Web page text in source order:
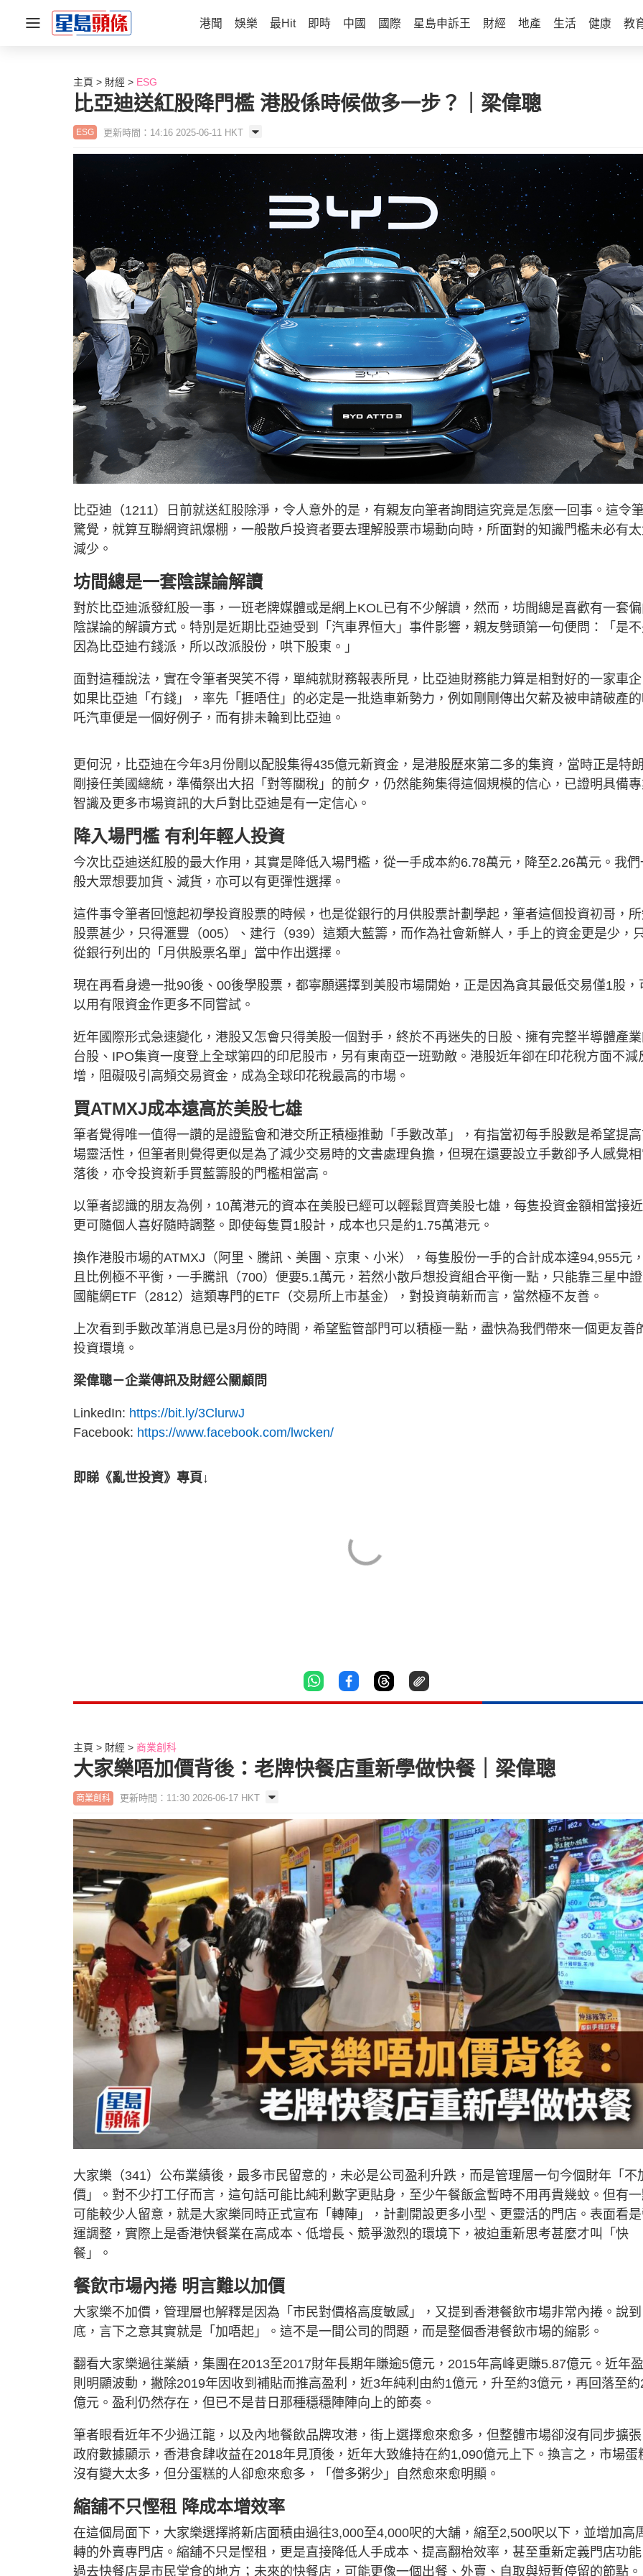
港聞 娛樂 最Hit 即時 中國 國際 星島申訴王 財經 地產 生活 健康 教
主頁 財經 ESG
比亞迪送紅股降門檻 港股係時候做多一步？｜梁偉聰
ESG 更新時間：14:16 2025-06-11 HKT
比亞迪（1211）日前就送紅股除淨，令人意外的是，有親友向筆者詢問這究竟是怎麼一回事。這令
驚覺，就算互聯網資訊爆棚，一般散戶投資者要去理解股票市場動向時，所面對的知識門檻未必有
減少。
坊間總是一套陰謀論解讀
對於比亞迪派發紅股一事，一班老牌媒體或是網上KOL已有不少解讀，然而，坊間總是喜歡有一套
陰謀論的解讀方式。特別是近期比亞迪受到「汽車界恒大」事件影響，親友劈頭第一句便問：「是
因為比亞迪冇錢派，所以改派股份，哄下股東。」
面對這種說法，實在令筆者哭笑不得，單純就財務報表所見，比亞迪財務能力算是相對好的一家車
如果比亞迪「冇錢」，率先「捱唔住」的必定是一批造車新勢力，例如剛剛傳出欠薪及被申請破產
吒汽車便是一個好例子，而有排未輪到比亞迪。
更何況，比亞迪在今年3月份剛以配股集得435億元新資金，是港股歷來第二多的集資，當時正是特
剛接任美國總統，準備祭出大招「對等關稅」的前夕，仍然能夠集得這個規模的信心，已證明具備
智識及更多市場資訊的大戶對比亞迪是有一定信心。
降入場門檻 有利年輕人投資
今次比亞迪送紅股的最大作用，其實是降低入場門檻，從一手成本約6.78萬元，降至2.26萬元。我們
般大眾想要加貨、減貨，亦可以有更彈性選擇。
這件事令筆者回憶起初學投資股票的時候，也是從銀行的月供股票計劃學起，筆者這個投資初哥，
股票甚少，只得滙豐（005）、建行（939）這類大藍籌，而作為社會新鮮人，手上的資金更是少，
從銀行列出的「月供股票名單」當中作出選擇。
現在再看身邊一批90後、00後學股票，都寧願選擇到美股市場開始，正是因為貪其最低交易僅1股，
以用有限資金作更多不同嘗試。
近年國際形式急速變化，港股又怎會只得美股一個對手，終於不再迷失的日股、擁有完整半導體產
台股、IPO集資一度登上全球第四的印尼股市，另有東南亞一班勁敵。港股近年卻在印花稅方面不減
增，阻礙吸引高頻交易資金，成為全球印花稅最高的市場。
買ATMXJ成本遠高於美股七雄
筆者覺得唯一值得一讚的是證監會和港交所正積極推動「手數改革」，有指當初每手股數是希望提
場靈活性，但筆者則覺得更似是為了減少交易時的文書處理負擔，但現在還要設立手數卻予人感覺
落後，亦令投資新手買藍籌股的門檻相當高。
以筆者認識的朋友為例，10萬港元的資本在美股已經可以輕鬆買齊美股七雄，每隻投資金額相當接
更可隨個人喜好隨時調整。即使每隻買1股計，成本也只是約1.75萬港元。
換作港股市場的ATMXJ（阿里、騰訊、美團、京東、小米），每隻股份一手的合計成本達94,955元
且比例極不平衡，一手騰訊（700）便要5.1萬元，若然小散戶想投資組合平衡一點，只能靠三星中
國龍網ETF（2812）這類專門的ETF（交易所上市基金），對投資萌新而言，當然極不友善。
上次看到手數改革消息已是3月份的時間，希望監管部門可以積極一點，盡快為我們帶來一個更友善
投資環境。
梁偉聰－企業傳訊及財經公關顧問
LinkedIn: https://bit.ly/3ClurwJ
Facebook: https://www.facebook.com/lwcken/
即睇《亂世投資》專頁↓
主頁 財經 商業創科
大家樂唔加價背後：老牌快餐店重新學做快餐｜梁偉聰
商業創科 更新時間：11:30 2026-06-17 HKT
大家樂（341）公布業績後，最多市民留意的，未必是公司盈利升跌，而是管理層一句今個財年「不
價」。對不少打工仔而言，這句話可能比純利數字更貼身，至少午餐飯盒暫時不用再貴幾蚊。但有
可能較少人留意，就是大家樂同時正式宣布「轉陣」，計劃開設更多小型、更靈活的門店。表面看
運調整，實際上是香港快餐業在高成本、低增長、競爭激烈的環境下，被迫重新思考甚麼才叫「快
餐」。
餐飲市場內捲 明言難以加價
大家樂不加價，管理層也解釋是因為「市民對價格高度敏感」，又提到香港餐飲市場非常內捲。說到
底，言下之意其實就是「加唔起」。這不是一間公司的問題，而是整個香港餐飲市場的縮影。
翻看大家樂過往業績，集團在2013至2017財年長期年賺逾5億元，2015年高峰更賺5.87億元。近年
則明顯波動，撇除2019年因收到補貼而推高盈利，近3年純利由約1億元，升至約3億元，再回落至約
億元。盈利仍然存在，但已不是昔日那種穩穩陣陣向上的節奏。
筆者眼看近年不少過江龍，以及內地餐飲品牌攻港，街上選擇愈來愈多，但整體市場卻沒有同步擴
政府數據顯示，香港食肆收益在2018年見頂後，近年大致維持在約1,090億元上下。換言之，市場蛋
沒有變大太多，但分蛋糕的人卻愈來愈多，「僧多粥少」自然愈來愈明顯。
縮舖不只慳租 降成本增效率
在這個局面下，大家樂選擇將新店面積由過往3,000至4,000呎的大舖，縮至2,500呎以下，並增加高
轉的外賣專門店。縮舖不只是慳租，更是直接降低人手成本、提高翻枱效率，甚至重新定義門店功
過去快餐店是市民堂食的地方；未來的快餐店，可能更像一個出餐、外賣、自取與短暫停留的節點。